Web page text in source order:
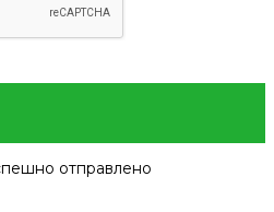
отправлено